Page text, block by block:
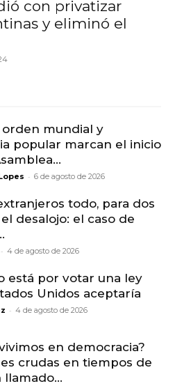
con privatizar
y eliminó el
orden mundial y
popular marcan el inicio
- 6 de agosto de 2026
todo, para dos
desalojo: el caso de
- 4 de agosto de 2026
está por votar una ley
Unidos aceptaría
- 4 de agosto de 2026
en democracia?
crudas en tiempos de
llamado...